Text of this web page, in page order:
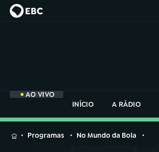
AO VIVO
INÍCIO
A RÁDIO
MENUProgramas No Mundo da Bola